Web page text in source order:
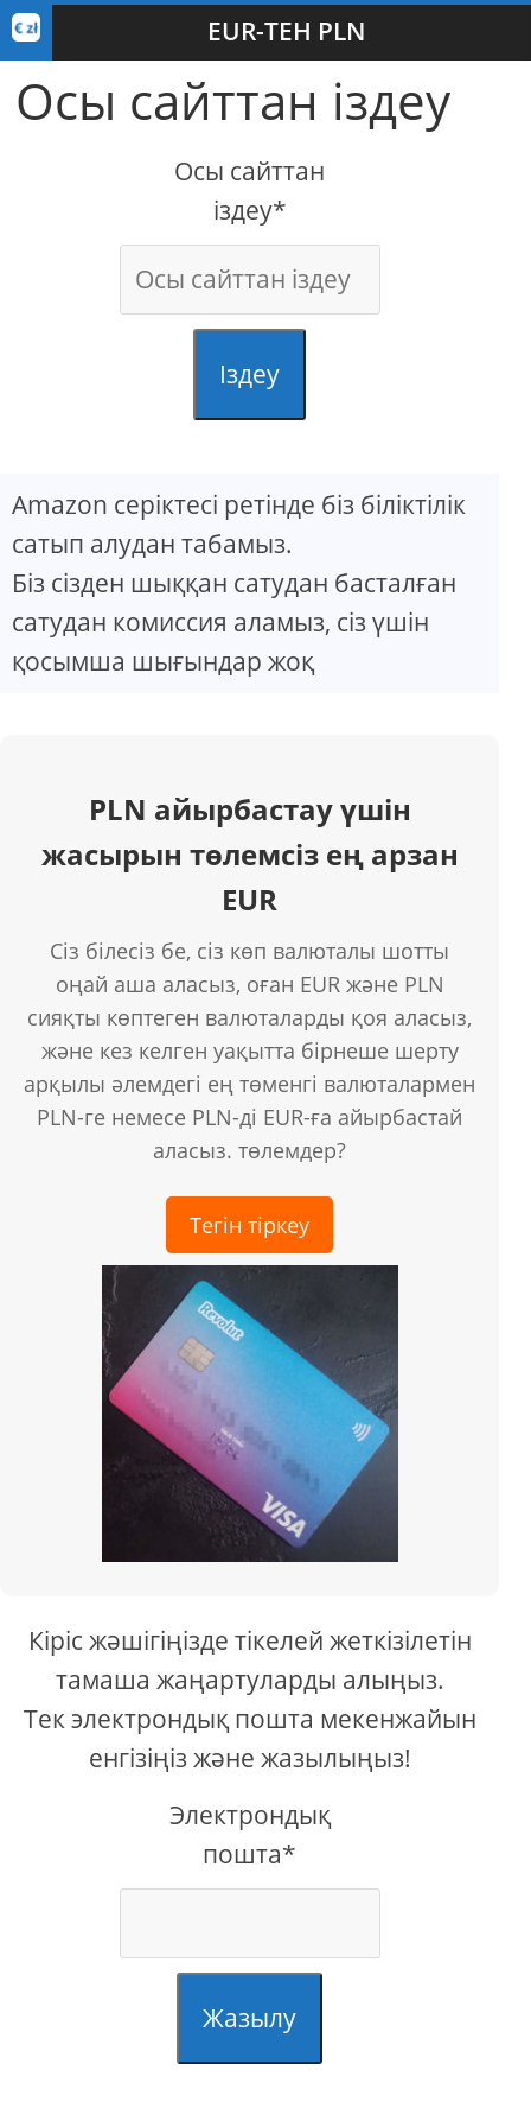
EUR-ТЕН PLN
Осы сайттан іздеу
Осы сайттан
іздеу*
Іздеу
Amazon серіктесі ретінде біз біліктілік
сатып алудан табамыз.
Біз сізден шыққан сатудан басталған
сатудан комиссия аламыз, сіз үшін
қосымша шығындар жоқ
PLN айырбастау үшін
жасырын төлемсіз ең арзан
EUR
Сіз білесіз бе, сіз көп валюталы шотты
оңай аша аласыз, оған EUR және PLN
сияқты көптеген валюталарды қоя аласыз,
және кез келген уақытта бірнеше шерту
арқылы әлемдегі ең төменгі валюталармен
PLN-ге немесе PLN-ді EUR-ға айырбастай
аласыз. төлемдер?
Тегін тіркеу
Кіріс жәшігіңізде тікелей жеткізілетін
тамаша жаңартуларды алыңыз.
Тек электрондық пошта мекенжайын
енгізіңіз және жазылыңыз!
Электрондық
пошта*
Жазылу